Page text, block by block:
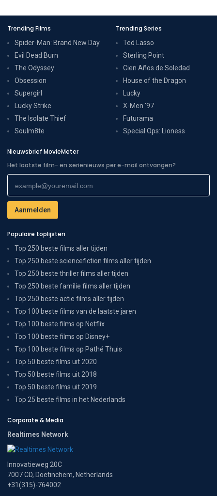
Trending Films
Spider-Man: Brand New Day
Evil Dead Burn
The Odyssey
Obsession
Supergirl
Lucky Strike
The Isolate Thief
Soulm8te
Trending Series
Ted Lasso
Sterling Point
Cien Años de Soledad
House of the Dragon
Lucky
X-Men '97
Futurama
Special Ops: Lioness
Nieuwsbrief MovieMeter
Het laatste film- en serienieuws per e-mail ontvangen?
Populaire toplijsten
Top 250 beste films aller tijden
Top 250 beste sciencefiction films aller tijden
Top 250 beste thriller films aller tijden
Top 250 beste familie films aller tijden
Top 250 beste actie films aller tijden
Top 100 beste films van de laatste jaren
Top 100 beste films op Netflix
Top 100 beste films op Disney+
Top 100 beste films op Pathé Thuis
Top 50 beste films uit 2020
Top 50 beste films uit 2018
Top 50 beste films uit 2019
Top 25 beste films in het Nederlands
Corporate & Media
Realtimes Network
Innovatieweg 20C
7007 CD, Doetinchem, Netherlands
+31(315)-764002